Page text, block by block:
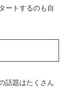
ートするのも自
話題はたくさん